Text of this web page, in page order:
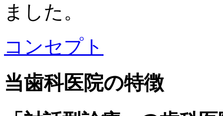
ました。
コンセプト
当歯科医院の特徴